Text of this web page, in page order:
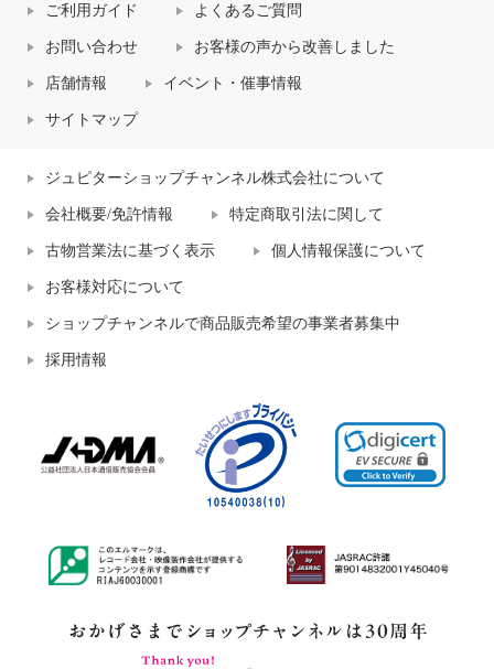
ご利用ガイド よくあるご質問
お問い合わせ お客様の声から改善しました
店舗情報 イベント・催事情報
サイトマップ
ジュピターショップチャンネル株式会社について
会社概要/免許情報 特定商取引法に関して
古物営業法に基づく表示 個人情報保護について
お客様対応について
ショップチャンネルで商品販売希望の事業者募集中
採用情報